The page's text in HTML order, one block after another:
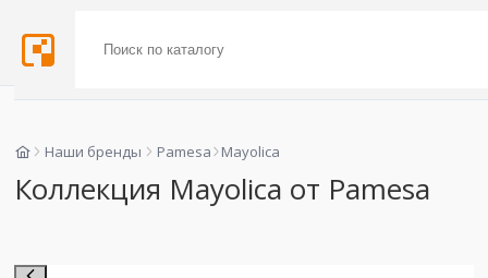
Наши бренды Pamesa Mayolica
Коллекция Mayolica от Pamesa